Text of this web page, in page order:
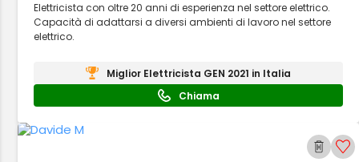
Elettricista con oltre 20 anni di esperienza nel settore elettrico.
Capacità di adattarsi a diversi ambienti di lavoro nel settore
elettrico.
Miglior Elettricista GEN 2021 in Italia
Chiama